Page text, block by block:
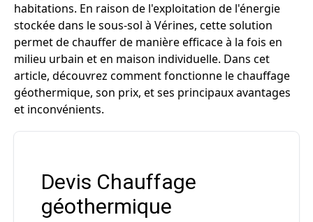
habitations. En raison de l'exploitation de l'énergie
stockée dans le sous-sol à Vérines, cette solution
permet de chauffer de manière efficace à la fois en
milieu urbain et en maison individuelle. Dans cet
article, découvrez comment fonctionne le chauffage
géothermique, son prix, et ses principaux avantages
et inconvénients.
Devis Chauffage
géothermique